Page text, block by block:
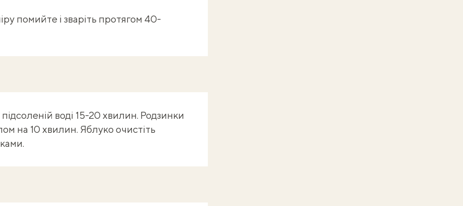
помийте і зваріть протягом 40-
воді 15-20 хвилин. Родзинки
на 10 хвилин. Яблуко очистіть